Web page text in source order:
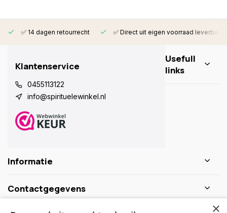
✅ 14 dagen retourrecht ✅ Direct uit eigen voorraad leverbaar
Klantenservice
0455113122
info@spirituelewinkel.nl
Usefull
links
Informatie
Contactgegevens
×